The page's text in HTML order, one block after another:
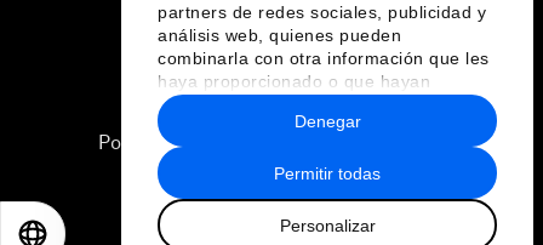
partners de redes sociales, publicidad y
análisis web, quienes pueden
combinarla con otra información que les
haya proporcionado o que hayan
recopilado a partir del uso que haya
hecho de sus servicios.
Permitir todas
Personalizar
Denegar
Política de privacidad y normas de uso
Sitemap
2026 Foro Económico Mundial